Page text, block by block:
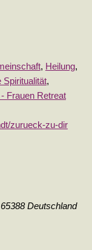
, Heilung,
Spiritualität,
Frauen Retreat
zurueck-zu-dir
65388 Deutschland